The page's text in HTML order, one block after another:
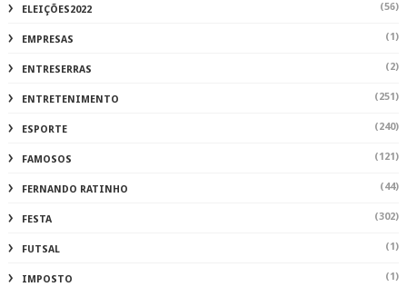
ELEIÇÕES2022 (56)
EMPRESAS (1)
ENTRESERRAS (2)
ENTRETENIMENTO (251)
ESPORTE (240)
FAMOSOS (121)
FERNANDO RATINHO (44)
FESTA (302)
FUTSAL (1)
IMPOSTO (1)